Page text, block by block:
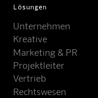
Lösungen
Unternehmen
Kreative
Marketing & PR
Projektleiter
Vertrieb
Rechtswesen